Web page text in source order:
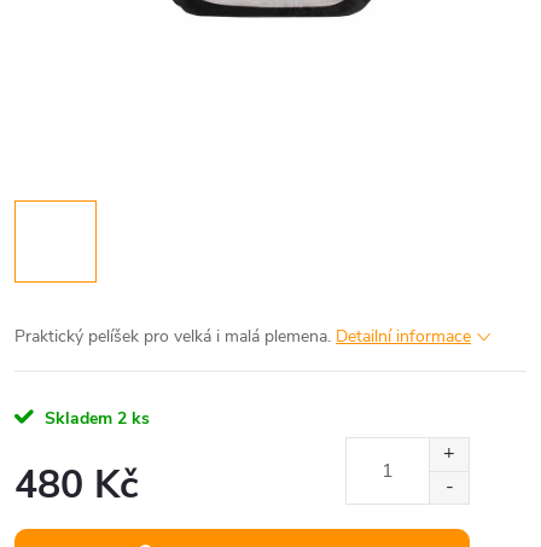
Praktický pelíšek pro velká i malá plemena. Detailní informace
Skladem 2 ks
480 Kč